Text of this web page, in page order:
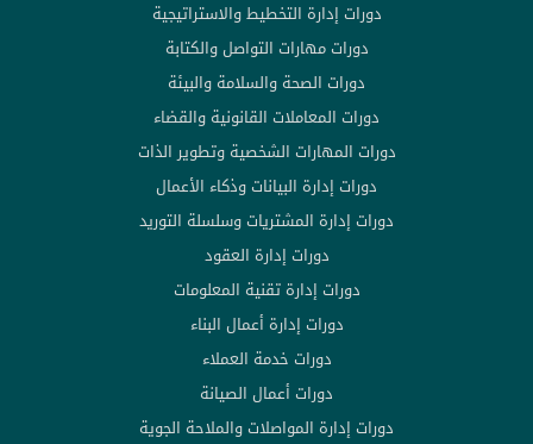
دورات إدارة التخطيط والاستراتيجية
دورات مهارات التواصل والكتابة
دورات الصحة والسلامة والبيئة
دورات المعاملات القانونية والقضاء
دورات المهارات الشخصية وتطوير الذات
دورات إدارة البيانات وذكاء الأعمال
دورات إدارة المشتريات وسلسلة التوريد
دورات إدارة العقود
دورات إدارة تقنية المعلومات
دورات إدارة أعمال البناء
دورات خدمة العملاء
دورات أعمال الصيانة
دورات إدارة المواصلات والملاحة الجوية